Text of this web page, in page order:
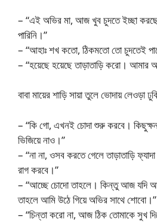
– “এই অভির মা, আজ খুব চুদতে ইচ্ছা
পারিনি।”
– “আহাঃ শখ কতো, ঠিকমতো তো চুদতেই
– “হয়েছে হয়েছে তাড়াতাড়ি করো। আমার
বাবা মায়ের শাড়ি সায়া তুলে ভোদায় লেওড়া
– “কি গো, এখনই চোদা শুরু করবে। কিছুক্ষন
ভিজিয়ে নাও।”
– “না না, ওসব করতে গেলে তাড়াতাড়ি
রাগ করবে।”
– “আচ্ছে চোদো তাহলে। কিন্তু আজ যদি
তাহলে আমি উঠে গিয়ে অভির সাথে শোবো।”
– “চিন্তা করো না, আজ ঠিক তোমাকে সুখ